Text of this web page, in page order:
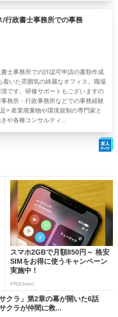
/行政書士事務所での事務
士事務所での許認可申請の書類作成
いた雰囲気の綺麗なオフィス。職場
です。研修サポートもございますの
務所・行政事務所などでの事務経験
> 産業廃棄物や環境規制の専門家と
や各種コンサルティ...
スマホ2GBで月額850円～ 格安
SIMをお得に使うキャンペーン
実施中！
PR(IIJmio)
クラ」第2章の幕が開いた6話
クラが仲間に救...